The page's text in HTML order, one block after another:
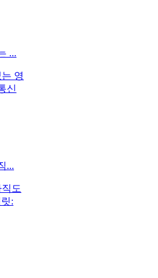
...
영
신
...
도
: